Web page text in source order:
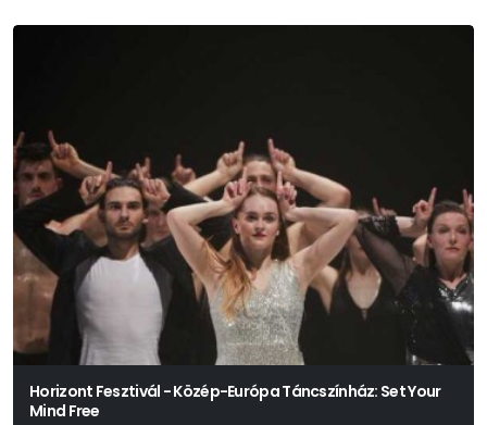
Horizont Fesztivál - Közép-Európa Táncszínház: Set Your
Mind Free